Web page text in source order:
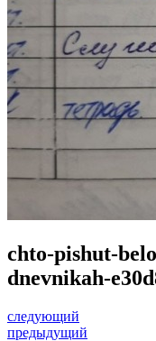
chto-pishut-
dnevnikah-
следующий
предыдущий